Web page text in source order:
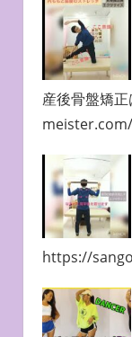
産後骨盤矯
https://